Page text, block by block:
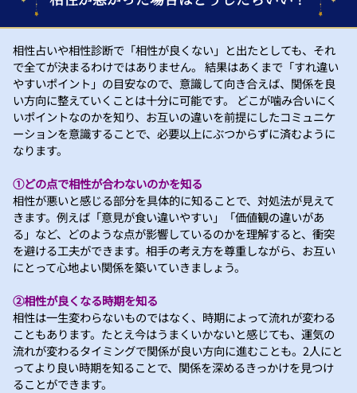
相性占いや相性診断で「相性が良くない」と出たとしても、それ
で全てが決まるわけではありません。 結果はあくまで「すれ違い
やすいポイント」の目安なので、意識して向き合えば、関係を良
い方向に整えていくことは十分に可能です。 どこが噛み合いにく
いポイントなのかを知り、お互いの違いを前提にしたコミュニケ
ーションを意識することで、必要以上にぶつからずに済むように
なります。
①どの点で相性が合わないのかを知る
相性が悪いと感じる部分を具体的に知ることで、対処法が見えて
きます。例えば「意見が食い違いやすい」「価値観の違いがあ
る」など、どのような点が影響しているのかを理解すると、衝突
を避ける工夫ができます。相手の考え方を尊重しながら、お互い
にとって心地よい関係を築いていきましょう。
②相性が良くなる時期を知る
相性は一生変わらないものではなく、時期によって流れが変わる
こともあります。たとえ今はうまくいかないと感じても、運気の
流れが変わるタイミングで関係が良い方向に進むことも。2人にと
ってより良い時期を知ることで、関係を深めるきっかけを見つけ
ることができます。